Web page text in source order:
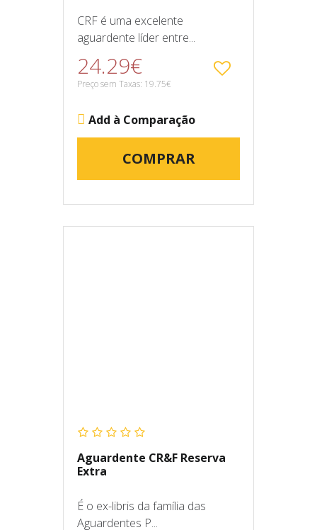
CRF é uma excelente
aguardente líder entre...
24.29€
Preço sem Taxas: 19.75€
Add à Comparação
COMPRAR
Aguardente CR&F Reserva
Extra
É o ex-libris da família das
Aguardentes P...